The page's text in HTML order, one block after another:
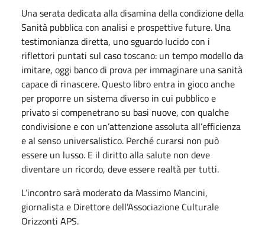
Una serata dedicata alla disamina della condizione della
Sanità pubblica con analisi e prospettive future. Una
testimonianza diretta, uno sguardo lucido con i
riflettori puntati sul caso toscano: un tempo modello da
imitare, oggi banco di prova per immaginare una sanità
capace di rinascere. Questo libro entra in gioco anche
per proporre un sistema diverso in cui pubblico e
privato si compenetrano su basi nuove, con qualche
condivisione e con un’attenzione assoluta all’efficienza
e al senso universalistico. Perché curarsi non può
essere un lusso. E il diritto alla salute non deve
diventare un ricordo, deve essere realtà per tutti.
L’incontro sarà moderato da Massimo Mancini,
giornalista e Direttore dell’Associazione Culturale
Orizzonti APS.